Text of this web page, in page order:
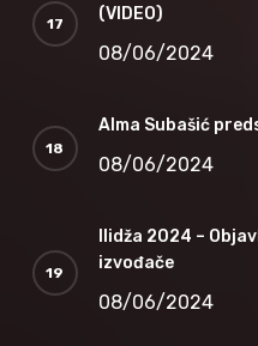
(VIDEO)
08/06/2024
Alma Subašić
08/06/2024
Ilidža 2024 –
izvođače
08/06/2024